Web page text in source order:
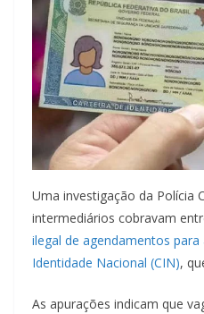
Uma investigação da Polícia
intermediários cobravam
ilegal de agendamentos
Identidade Nacional (CIN),
As apurações indicam que